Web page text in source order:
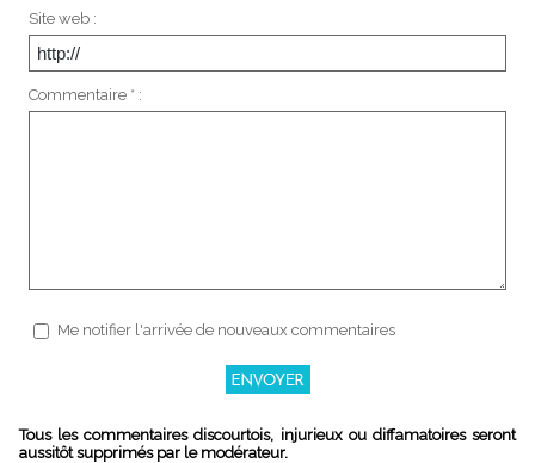
Site web :
Commentaire * :
Me notifier l'arrivée de nouveaux commentaires
Tous les commentaires discourtois, injurieux ou diffamatoires seront
aussitôt supprimés par le modérateur.